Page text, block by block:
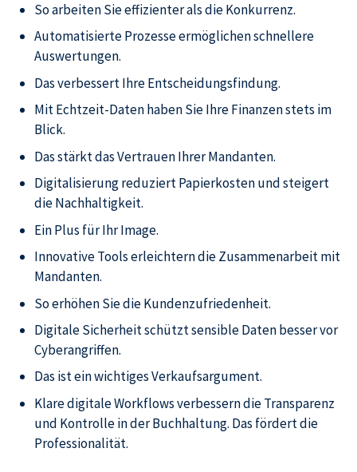
So arbeiten Sie effizienter als die Konkurrenz.
Automatisierte Prozesse ermöglichen schnellere
Auswertungen.
Das verbessert Ihre Entscheidungsfindung.
Mit Echtzeit-Daten haben Sie Ihre Finanzen stets im
Blick.
Das stärkt das Vertrauen Ihrer Mandanten.
Digitalisierung reduziert Papierkosten und steigert
die Nachhaltigkeit.
Ein Plus für Ihr Image.
Innovative Tools erleichtern die Zusammenarbeit mit
Mandanten.
So erhöhen Sie die Kundenzufriedenheit.
Digitale Sicherheit schützt sensible Daten besser vor
Cyberangriffen.
Das ist ein wichtiges Verkaufsargument.
Klare digitale Workflows verbessern die Transparenz
und Kontrolle in der Buchhaltung. Das fördert die
Professionalität.